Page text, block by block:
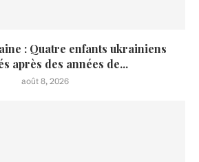
: Quatre enfants ukrainiens
après des années de...
août 8, 2026